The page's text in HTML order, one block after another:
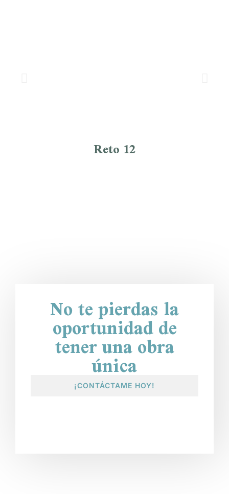
Reto 12
No te pierdas la
oportunidad de
tener una obra
única
¡CONTÁCTAME HOY!